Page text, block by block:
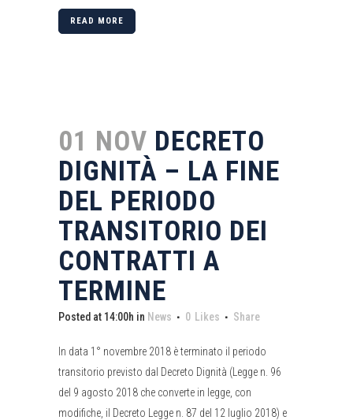
READ MORE
01 NOV DECRETO
DIGNITÀ – LA FINE
DEL PERIODO
TRANSITORIO DEI
CONTRATTI A
TERMINE
Posted at 14:00h in News 0 Likes Share
In data 1° novembre 2018 è terminato il periodo
transitorio previsto dal Decreto Dignità (Legge n. 96
del 9 agosto 2018 che converte in legge, con
modifiche, il Decreto Legge n. 87 del 12 luglio 2018) e